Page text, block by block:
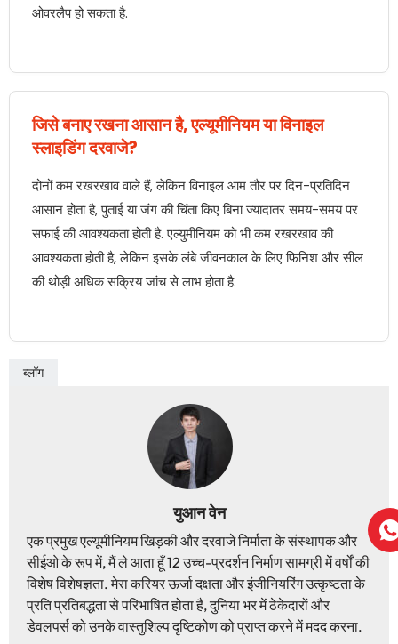
ओवरलैप हो सकता है.
जिसे बनाए रखना आसान है, एल्यूमीनियम या विनाइल
स्लाइडिंग दरवाजे?
दोनों कम रखरखाव वाले हैं, लेकिन विनाइल आम तौर पर दिन-प्रतिदिन
आसान होता है, पुताई या जंग की चिंता किए बिना ज्यादातर समय-समय पर
सफाई की आवश्यकता होती है. एल्युमीनियम को भी कम रखरखाव की
आवश्यकता होती है, लेकिन इसके लंबे जीवनकाल के लिए फिनिश और सील
की थोड़ी अधिक सक्रिय जांच से लाभ होता है.
ब्लॉग
युआन वेन
एक प्रमुख एल्यूमीनियम खिड़की और दरवाजे निर्माता के संस्थापक और
सीईओ के रूप में, मैं ले आता हूँ 12 उच्च-प्रदर्शन निर्माण सामग्री में वर्षों की
विशेष विशेषज्ञता. मेरा करियर ऊर्जा दक्षता और इंजीनियरिंग उत्कृष्टता के
प्रति प्रतिबद्धता से परिभाषित होता है, दुनिया भर में ठेकेदारों और
डेवलपर्स को उनके वास्तुशिल्प दृष्टिकोण को प्राप्त करने में मदद करना.